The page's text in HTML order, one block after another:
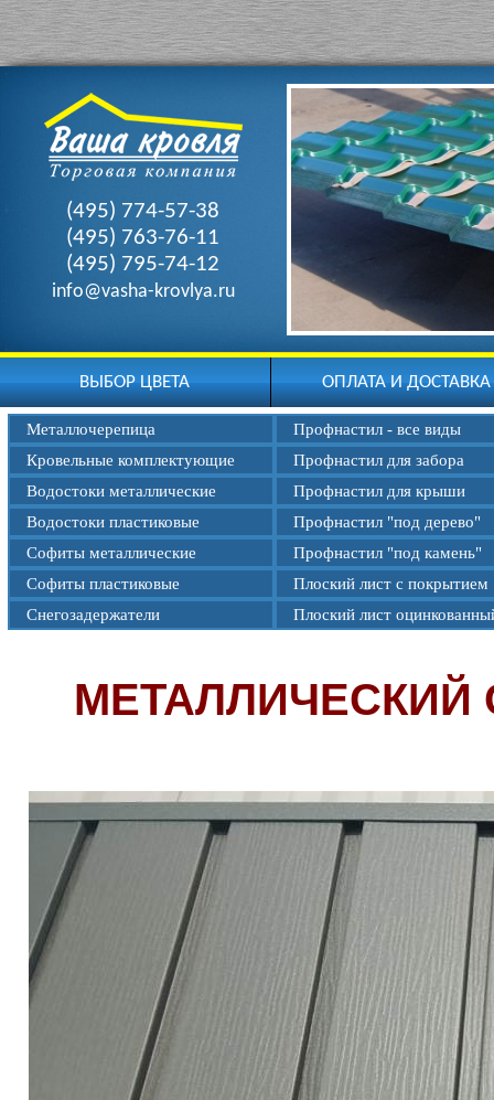
(495) 774-57-38
(495) 763-76-11
(495) 795-74-12
info@vasha-krovlya.ru
ВЫБОР ЦВЕТА ОПЛАТА И ДОСТАВКА
Металлочерепица
Кровельные комплектующие
Водостоки металлические
Водостоки пластиковые
Софиты металлические
Софиты пластиковые
Снегозадержатели
Профнастил - все виды
Профнастил для забора
Профнастил для крыши
Профнастил "под дерево"
Профнастил "под камень"
Плоский лист с покрытием
Плоский лист
МЕТАЛЛИЧЕСКИЙ